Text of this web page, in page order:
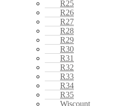
R25
R26
R27
R28
R29
R30
R31
R32
R33
R34
R35
Wiscount